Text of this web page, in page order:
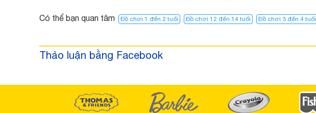
Có thể bạn quan tâm Đồ chơi 1 đến 2 tuổi Đồ chơi 12 đến 14 tuổi Đồ chơi 3 đến 4 tuổi
Thảo luận bằng Facebook